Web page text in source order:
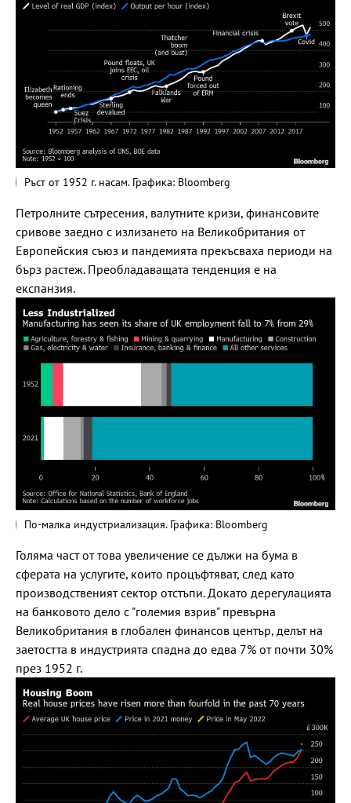
Ръст от 1952 г. насам. Графика: Bloomberg
Петролните сътресения, валутните кризи, финансовите
сривове заедно с излизането на Великобритания от
Европейския съюз и пандемията прекъсваха периоди на
бърз растеж. Преобладаващата тенденция е на
експанзия.
По-малка индустриализация. Графика: Bloomberg
Голяма част от това увеличение се дължи на бума в
сферата на услугите, които процъфтяват, след като
производственият сектор отстъпи. Докато дерегулацията
на банковото дело с "големия взрив" превърна
Великобритания в глобален финансов център, делът на
заетостта в индустрията спадна до едва 7% от почти 30%
през 1952 г.